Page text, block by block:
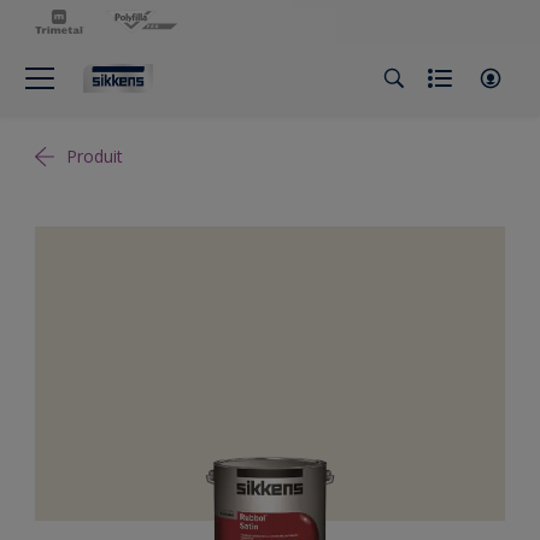
Produit